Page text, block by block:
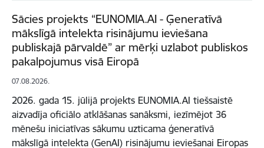
Sācies projekts “EUNOMIA.AI - Ģeneratīvā
mākslīgā intelekta risinājumu ieviešana
publiskajā pārvaldē” ar mērķi uzlabot publiskos
pakalpojumus visā Eiropā
07.08.2026.
2026. gada 15. jūlijā projekts EUNOMIA.AI tiešsaistē
aizvadīja oficiālo atklāšanas sanāksmi, iezīmējot 36
mēnešu iniciatīvas sākumu uzticama ģeneratīvā
mākslīgā intelekta (GenAI) risinājumu ieviešanai Eiropas